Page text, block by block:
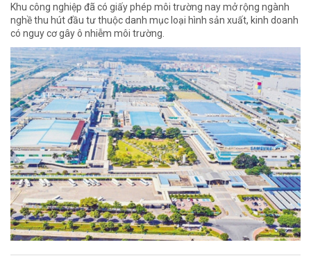
Khu công nghiệp đã có giấy phép môi trường nay mở rộng ngành
nghề thu hút đầu tư thuộc danh mục loại hình sản xuất, kinh doanh
có nguy cơ gây ô nhiễm môi trường.